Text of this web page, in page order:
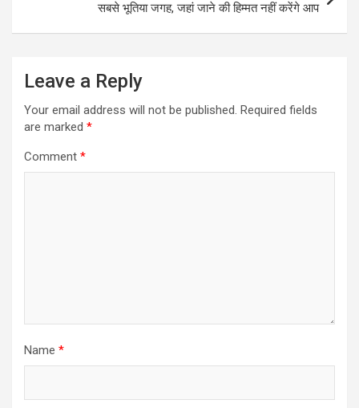
सबसे भूतिया जगह, जहां जाने की हिम्मत नहीं करेंगे आप
Leave a Reply
Your email address will not be published. Required fields
are marked *
Comment *
Name *